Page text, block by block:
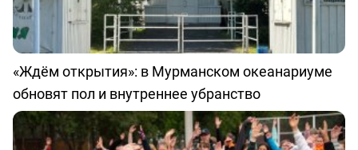
«Ждём открытия»: в Мурманском океанариуме
обновят пол и внутреннее убранство